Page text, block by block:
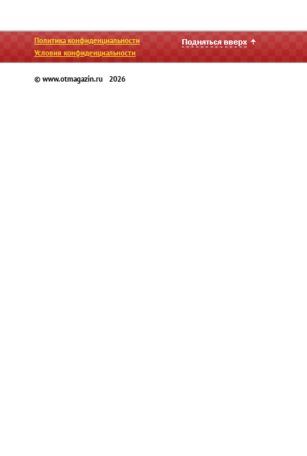
Политика конфиденциальности
Условия конфиденциальности
© www.otmagazin.ru 2026